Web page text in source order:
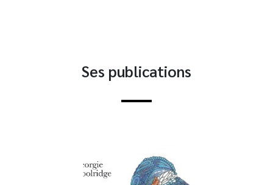
Ses publications